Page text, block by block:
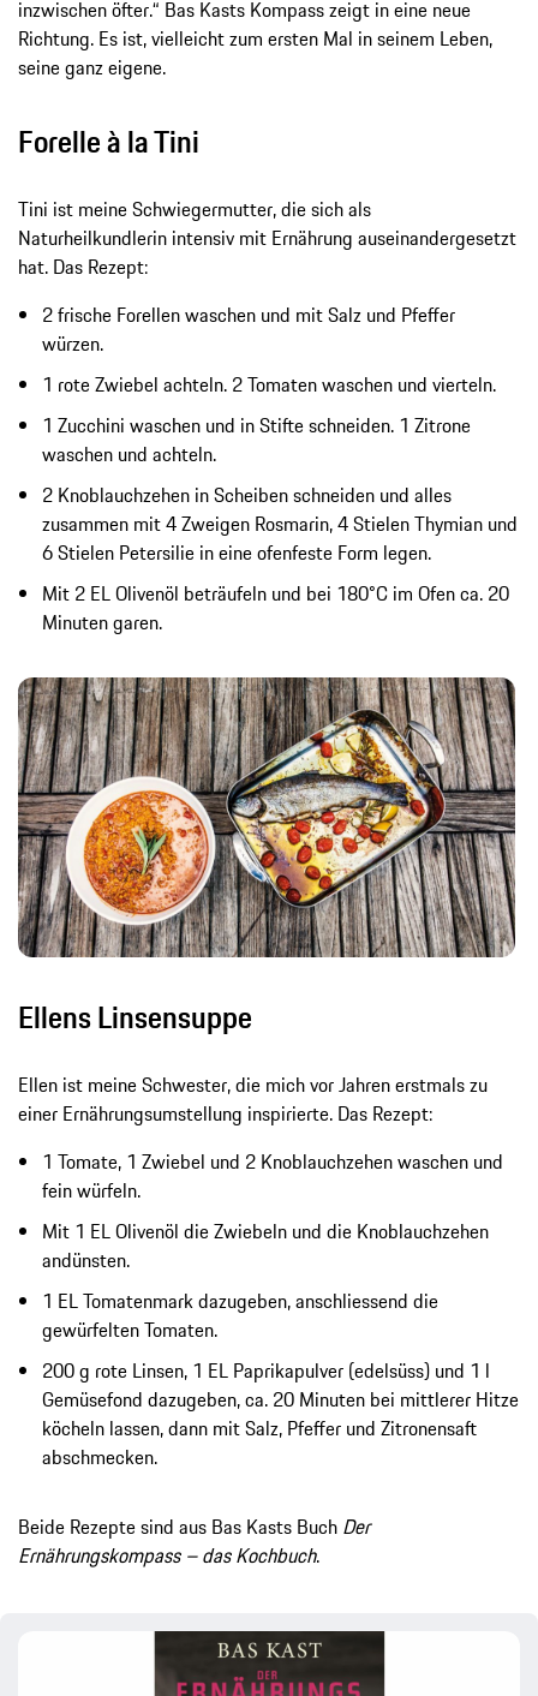
inzwischen öfter.“ Bas Kasts Kompass zeigt in eine neue
Richtung. Es ist, vielleicht zum ersten Mal in seinem Leben,
seine ganz eigene.
Forelle à la Tini
Tini ist meine Schwiegermutter, die sich als
Naturheilkundlerin intensiv mit Ernährung auseinandergesetzt
hat. Das Rezept:
2 frische Forellen waschen und mit Salz und Pfeffer
würzen.
1 rote Zwiebel achteln. 2 Tomaten waschen und vierteln.
1 Zucchini waschen und in Stifte schneiden. 1 Zitrone
waschen und achteln.
2 Knoblauchzehen in Scheiben schneiden und alles
zusammen mit 4 Zweigen Rosmarin, 4 Stielen Thymian und
6 Stielen Petersilie in eine ofenfeste Form legen.
Mit 2 EL Olivenöl beträufeln und bei 180°C im Ofen ca. 20
Minuten garen.
Ellens Linsensuppe
Ellen ist meine Schwester, die mich vor Jahren erstmals zu
einer Ernährungsumstellung inspirierte. Das Rezept:
1 Tomate, 1 Zwiebel und 2 Knoblauchzehen waschen und
fein würfeln.
Mit 1 EL Olivenöl die Zwiebeln und die Knoblauchzehen
andünsten.
1 EL Tomatenmark dazugeben, anschliessend die
gewürfelten Tomaten.
200 g rote Linsen, 1 EL Paprikapulver (edelsüss) und 1 l
Gemüsefond dazugeben, ca. 20 Minuten bei mittlerer Hitze
köcheln lassen, dann mit Salz, Pfeffer und Zitronensaft
abschmecken.
Beide Rezepte sind aus Bas Kasts Buch Der
Ernährungskompass – das Kochbuch.